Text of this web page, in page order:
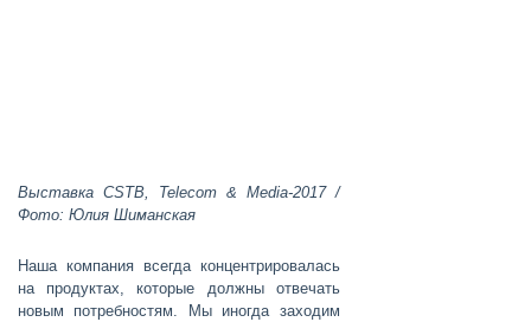
Выставка CSTB, Telecom & Media-2017 /
Фото: Юлия Шиманская
Наша компания всегда концентрировалась
на продуктах, которые должны отвечать
новым потребностям. Мы иногда заходим